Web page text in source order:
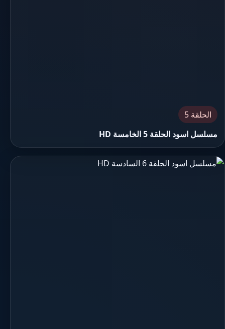
الحلقة 5
مسلسل اسود الحلقة 5 الخامسة HD